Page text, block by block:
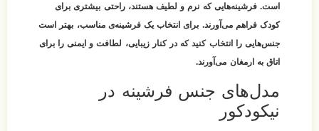
است. فرشینه‌هایی که نرم و لطیف هستند، راحتی بیشتری برای
کودک فراهم می‌آورند. برای انتخاب یک فرشینه‌ی مناسب، بهتر است
جنس‌هایی را انتخاب کنید که در کنار زیبایی، لطافت و ایمنی را برای
اتاق به ارمغان می‌آورند.
مدل‌های جنس فرشینه در
نیکودکور